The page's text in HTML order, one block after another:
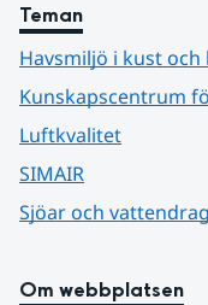
Teman
Havsmiljö i kust och
Kunskapscentrum
Luftkvalitet
SIMAIR
Sjöar och vattendrag
Om webbplatsen